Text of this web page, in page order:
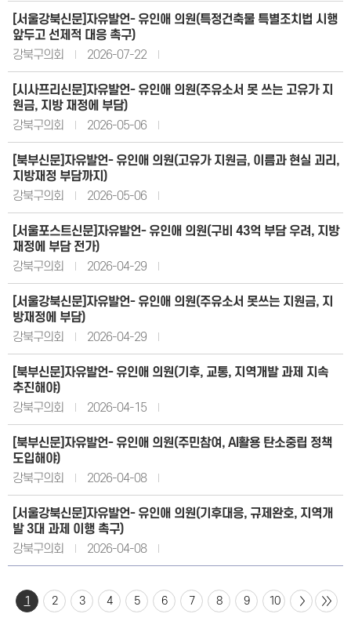
[서울강북신문]자유발언- 유인애 의원(특정건축물 특별조치법 시행
앞두고 선제적 대응 촉구)
강북구의회
2026-07-22
[시사프리신문]자유발언- 유인애 의원(주유소서 못 쓰는 고유가 지
원금, 지방 재정에 부담)
강북구의회
2026-05-06
[북부신문]자유발언- 유인애 의원(고유가 지원금, 이름과 현실 괴리,
지방재정 부담까지)
강북구의회
2026-05-06
[서울포스트신문]자유발언- 유인애 의원(구비 43억 부담 우려, 지방
재정에 부담 전가)
강북구의회
2026-04-29
[서울강북신문]자유발언- 유인애 의원(주유소서 못쓰는 지원금, 지
방재정에 부담)
강북구의회
2026-04-29
[북부신문]자유발언- 유인애 의원(기후, 교통, 지역개발 과제 지속
추진해야)
강북구의회
2026-04-15
[북부신문]자유발언- 유인애 의원(주민참여, AI활용 탄소중립 정책
도입해야)
강북구의회
2026-04-08
[서울강북신문]자유발언- 유인애 의원(기후대응, 규제완호, 지역개
발 3대 과제 이행 촉구)
강북구의회
2026-04-08
1 2 3 4 5 6 7 8 9 10